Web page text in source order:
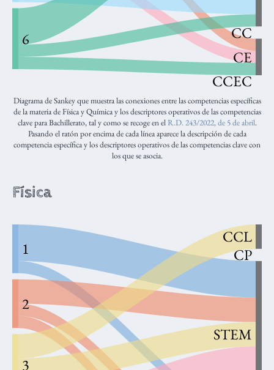
CC
CE
CCEC
6
Diagrama de Sankey que muestra las conexiones entre las competencias específicas
de la materia de Física y Química y los descriptores operativos de las competencias
clave para Bachillerato, tal y como se recoge en elR.D. 243/2022, de 5 de abril.
Pasando el ratón por encima de cada línea aparece la descripción de cada
competencia específica y los descriptores operativos de las competencias clave con
los que se asocia.
Física
1
CCL
CP
STEM
2
3